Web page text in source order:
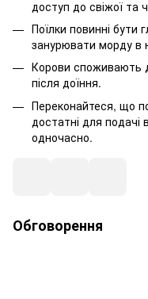
доступ до свіжої та
Поїлки повинні бути
занурювати морду в
Корови споживають
після доїння.
Переконайтеся, що
достатні для подачі
одночасно.
Обговорення